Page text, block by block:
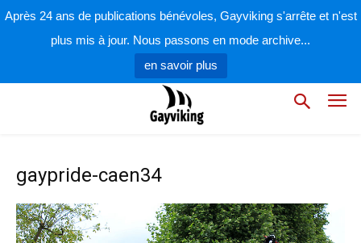
Après 24 ans de publications bénévoles, Gayviking s'arrête et n'est
plus mis à jour. Nous passons en mode archive...
en savoir plus
gaypride-caen34